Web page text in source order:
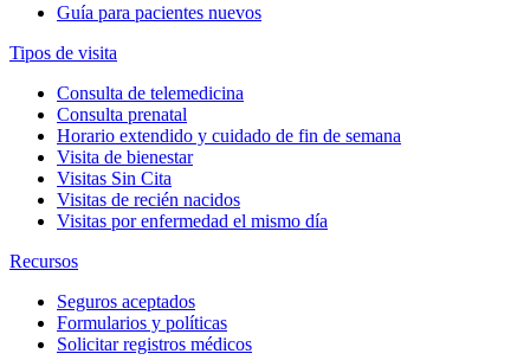
Guía para pacientes nuevos
Tipos de visita
Consulta de telemedicina
Consulta prenatal
Horario extendido y cuidado de fin de semana
Visita de bienestar
Visitas Sin Cita
Visitas de recién nacidos
Visitas por enfermedad el mismo día
Recursos
Seguros aceptados
Formularios y políticas
Solicitar registros médicos